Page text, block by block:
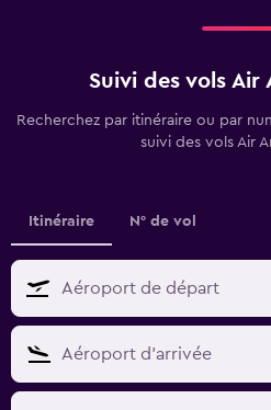
Suivi des vols Air
Recherchez par itinéraire ou par
suivi des vols Air
Itinéraire N° de vol